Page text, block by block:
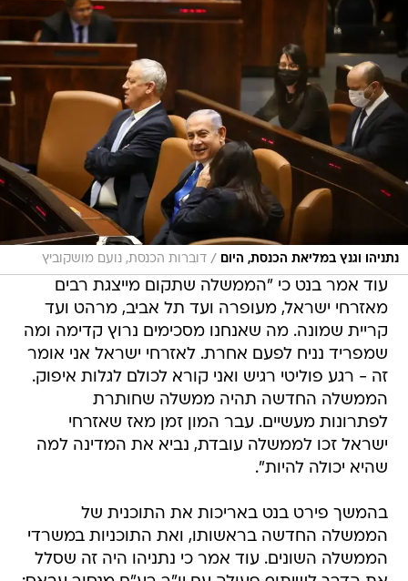
נתניהו וגנץ במליאת הכנסת, היום / דוברות הכנסת, נועם מושקוביץ
עוד אמר בנט כי "הממשלה שתקום מייצגת רבים
מאזרחי ישראל, מעופרה ועד תל אביב, מרהט ועד
קריית שמונה. מה שאנחנו מסכימים נרוץ קדימה ומה
שמפריד נניח לפעם אחרת. לאזרחי ישראל אני אומר
זה - רגע פוליטי רגיש ואני קורא לכולם לגלות איפוק.
הממשלה החדשה תהיה ממשלה שחותרת
לפתרונות מעשיים. עבר המון זמן מאז שאזרחי
ישראל זכו לממשלה עובדת, נביא את המדינה למה
שהיא יכולה להיות".
בהמשך פירט בנט באריכות את התוכנית של
הממשלה החדשה בראשותו, ואת התוכניות במשרדי
הממשלה השונים. עוד אמר כי נתניהו היה זה שסלל